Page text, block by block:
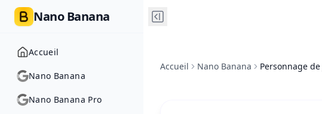
Nano Banana
Accueil
Nano Banana
Nano Banana Pro
Accueil Nano Banana Personnage